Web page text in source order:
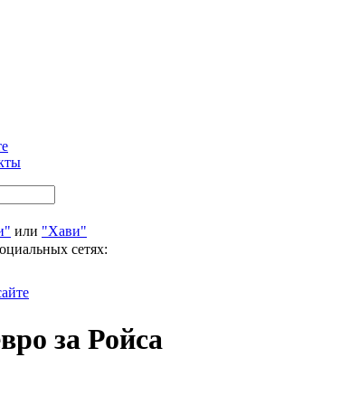
или "Хави"
сетях:
за Ройса